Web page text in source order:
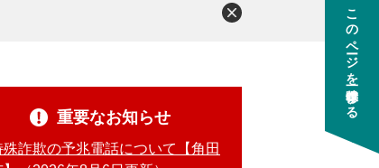
重要なお知らせ
殊詐欺の予兆電話について【角田
このページを一時保存する